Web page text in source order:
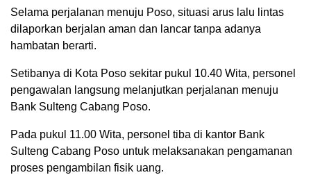
Selama perjalanan menuju Poso, situasi arus lalu lintas
dilaporkan berjalan aman dan lancar tanpa adanya
hambatan berarti.
Setibanya di Kota Poso sekitar pukul 10.40 Wita, personel
pengawalan langsung melanjutkan perjalanan menuju
Bank Sulteng Cabang Poso.
Pada pukul 11.00 Wita, personel tiba di kantor Bank
Sulteng Cabang Poso untuk melaksanakan pengamanan
proses pengambilan fisik uang.